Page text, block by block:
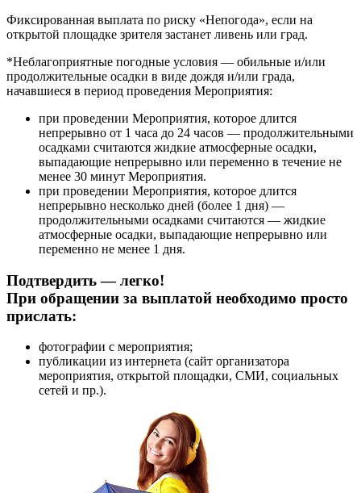
Фиксированная выплата по риску «Непогода», если на
открытой площадке зрителя застанет ливень или град.
*Неблагоприятные погодные условия — обильные и/или
продолжительные осадки в виде дождя и/или града,
начавшиеся в период проведения Мероприятия:
при проведении Мероприятия, которое длится
непрерывно от 1 часа до 24 часов — продолжительными
осадками считаются жидкие атмосферные осадки,
выпадающие непрерывно или переменно в течение не
менее 30 минут Мероприятия.
при проведении Мероприятия, которое длится
непрерывно несколько дней (более 1 дня) —
продолжительными осадками считаются — жидкие
атмосферные осадки, выпадающие непрерывно или
переменно не менее 1 дня.
Подтвердить — легко!
При обращении за выплатой необходимо просто
прислать:
фотографии с мероприятия;
публикации из интернета (сайт организатора
мероприятия, открытой площадки, СМИ, социальных
сетей и пр.).